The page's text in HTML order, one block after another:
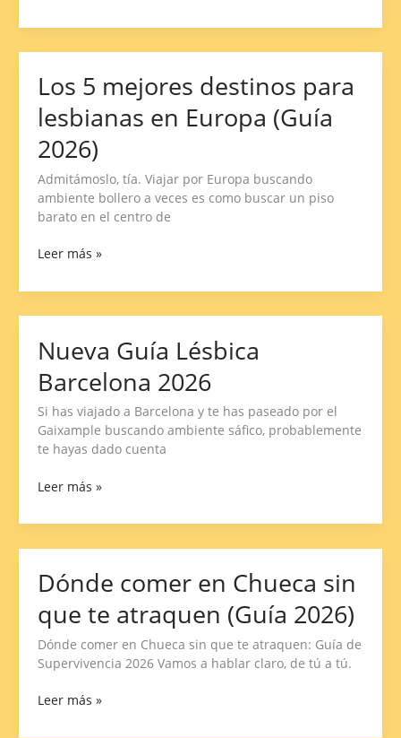
Los 5 mejores destinos para
lesbianas en Europa (Guía
2026)
Admitámoslo, tía. Viajar por Europa buscando
ambiente bollero a veces es como buscar un piso
barato en el centro de
Los
5
mejores
para
lesbianas
en
Europa
2026)
Leer más »
Nueva Guía Lésbica
Barcelona 2026
Si has viajado a Barcelona y te has paseado por el
Gaixample buscando ambiente sáfico, probablemente
te hayas dado cuenta
Nueva
Guía
Lésbica
2026
Leer más »
Dónde comer en Chueca sin
que te atraquen (Guía 2026)
Dónde comer en Chueca sin que te atraquen: Guía de
Supervivencia 2026 Vamos a hablar claro, de tú a tú.
Dónde
comer
en
Chueca
sin
que
atraquen
Leer más »